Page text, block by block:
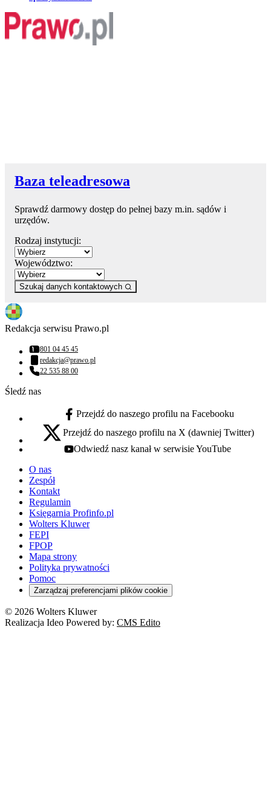
Baza teleadresowa
Sprawdź darmowy dostęp do pełnej bazy m.in. sądów i
urzędów.
Rodzaj instytucji:
Województwo:
Szukaj danych kontaktowych
Redakcja serwisu Prawo.pl
Numer telefonu:
801 04 45 45
Adres email:
redakcja@prawo.pl
Numer telefonu:
22 535 88 00
Śledź nas
facebook - otwiera się w nowej karcie
Przejdź do naszego profilu na Facebooku
x - otwiera się w nowej karcie
Przejdź do naszego profilu na X (dawniej Twitter)
youtube - otwiera się w nowej karcie
Odwiedź nasz kanał w serwisie YouTube
O nas
Zespół
Kontakt
Regulamin
Księgarnia Profinfo.pl
Wolters Kluwer
FEPI
FPOP
Mapa strony
Polityka prywatności
Pomoc
Zarządzaj preferencjami plików cookie
© 2026 Wolters Kluwer
Realizacja Ideo Powered by: CMS Edito